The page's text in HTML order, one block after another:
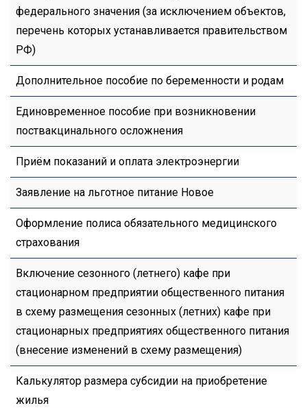
федерального значения (за исключением объектов,
перечень которых устанавливается правительством
РФ)
Дополнительное пособие по беременности и родам
Единовременное пособие при возникновении
поствакцинального осложнения
Приём показаний и оплата электроэнергии
Заявление на льготное питание Новое
Оформление полиса обязательного медицинского
страхования
Включение сезонного (летнего) кафе при
стационарном предприятии общественного питания
в схему размещения сезонных (летних) кафе при
стационарных предприятиях общественного питания
(внесение изменений в схему размещения)
Калькулятор размера субсидии на приобретение
жилья